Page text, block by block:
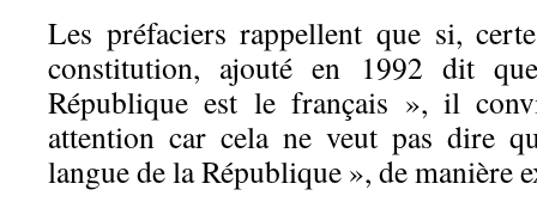
Les préfaciers rappellent que si,
constitution, ajouté en 1992 dit
République est le français », il
attention car cela ne veut pas dire
langue de la République », de manière